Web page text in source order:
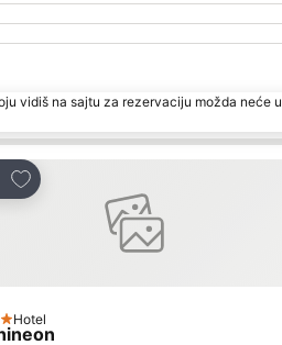
vidiš na sajtu za rezervaciju možda neće
Dodati u favorite
Hotel